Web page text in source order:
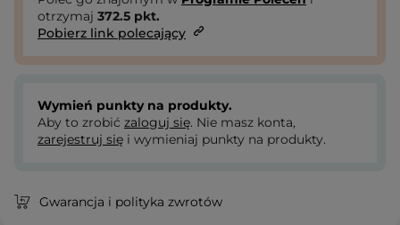
otrzymaj 372.5 pkt.
Pobierz link polecający
Wymień punkty na produkty.
Aby to zrobić zaloguj się. Nie masz konta,
zarejestruj się i wymieniaj punkty na produkty.
Gwarancja i polityka zwrotów